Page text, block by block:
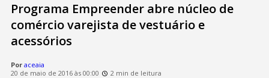
Programa Empreender abre núcleo de
comércio varejista de vestuário e
acessórios
Por aceaia
20 de maio de 2016 às 00:00
2 min de leitura